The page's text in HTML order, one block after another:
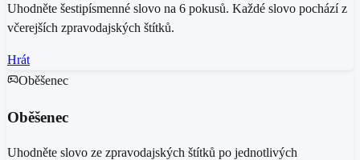
Uhodněte šestipísmenné slovo na 6 pokusů. Každé slovo pochází z
včerejších zpravodajských štítků.
Hrát
Oběšenec
Oběšenec
Uhodněte slovo ze zpravodajských štítků po jednotlivých